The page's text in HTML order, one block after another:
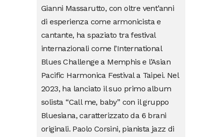
Gianni Massarutto, con oltre vent’anni
di esperienza come armonicista e
cantante, ha spaziato tra festival
internazionali come l’International
Blues Challenge a Memphis e l’Asian
Pacific Harmonica Festival a Taipei. Nel
2023, ha lanciato il suo primo album
solista “Call me, baby” con il gruppo
Bluesiana, caratterizzato da 6 brani
originali. Paolo Corsini, pianista jazz di